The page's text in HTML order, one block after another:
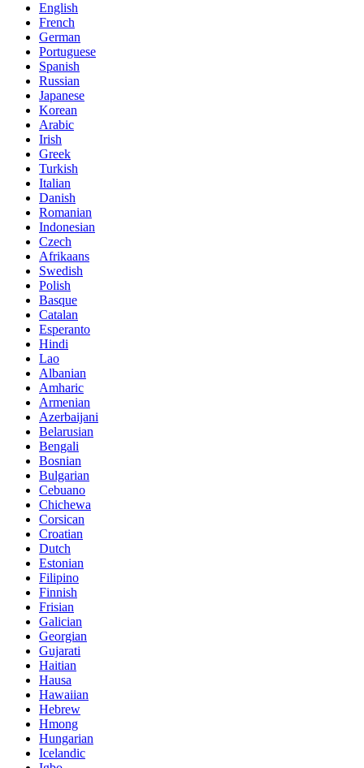
English
French
German
Portuguese
Spanish
Russian
Japanese
Korean
Arabic
Irish
Greek
Turkish
Italian
Danish
Romanian
Indonesian
Czech
Afrikaans
Swedish
Polish
Basque
Catalan
Esperanto
Hindi
Lao
Albanian
Amharic
Armenian
Azerbaijani
Belarusian
Bengali
Bosnian
Bulgarian
Cebuano
Chichewa
Corsican
Croatian
Dutch
Estonian
Filipino
Finnish
Frisian
Galician
Georgian
Gujarati
Haitian
Hausa
Hawaiian
Hebrew
Hmong
Hungarian
Icelandic